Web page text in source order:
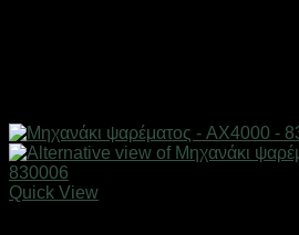
Quick View